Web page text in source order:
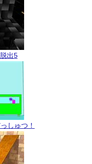
出5
しゅつ！